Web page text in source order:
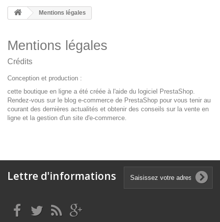
Mentions légales
Mentions légales
Crédits
Conception et production :
cette boutique en ligne a été créée à l'aide du logiciel PrestaShop.
Rendez-vous sur le blog e-commerce de PrestaShop pour vous tenir au
courant des dernières actualités et obtenir des conseils sur la vente en
ligne et la gestion d'un site d'e-commerce.
Lettre d'informations